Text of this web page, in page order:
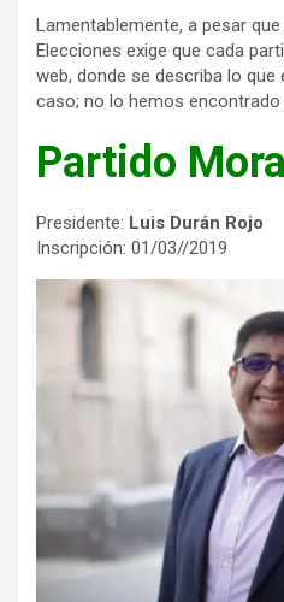
Lamentablemente, a pesar
Elecciones exige que cada
web, donde se describa lo
caso; no lo hemos encontrado
Partido
Presidente: Luis Durán Rojo
Inscripción: 01/03//2019